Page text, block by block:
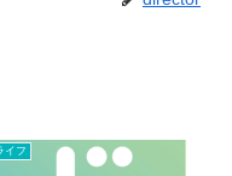
イフ